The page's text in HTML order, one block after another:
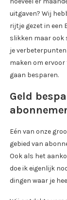
uitgaven? Wij
rijtje gezet in een
slikken maar ook
je
maken om
gaan besparen.
Geld
Eén van onze
gebied van
Ook als het
doe ik eigenlijk
dingen waar je